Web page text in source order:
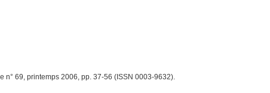
n° 69, printemps 2006, pp. 37-56 (ISSN 0003-9632).